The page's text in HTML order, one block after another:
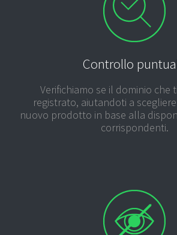
Controllo
Verifichiamo se il dominio che
registrato, aiutandoti a
nuovo prodotto in base alla
corrispondenti.